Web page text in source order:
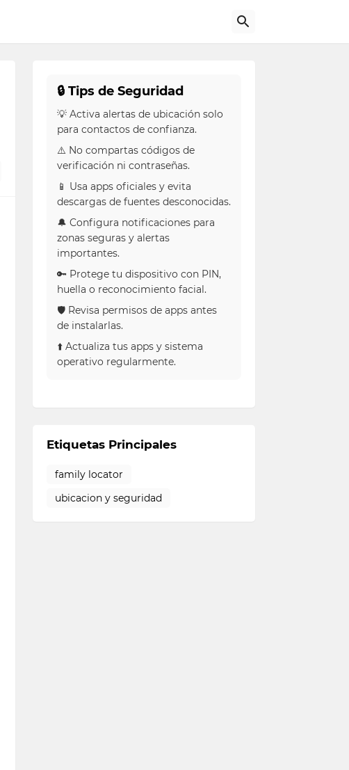
🔒 Tips de Seguridad
💡 Activa alertas de ubicación solo
para contactos de confianza.
⚠️ No compartas códigos de
verificación ni contraseñas.
📱 Usa apps oficiales y evita
descargas de fuentes desconocidas.
🔔 Configura notificaciones para
zonas seguras y alertas
importantes.
🔑 Protege tu dispositivo con PIN,
huella o reconocimiento facial.
🛡 Revisa permisos de apps antes
de instalarlas.
⬆️ Actualiza tus apps y sistema
operativo regularmente.
Etiquetas Principales
family locator
ubicacion y seguridad